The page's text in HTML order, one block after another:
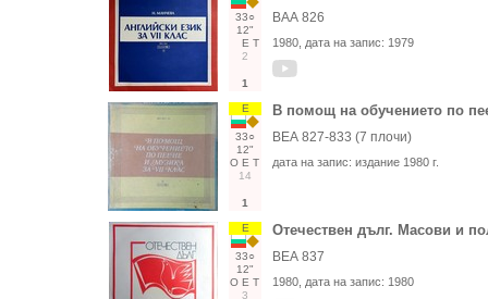
33○
12"
Е Т
2
1
ВАА 826
1980 , дата на запис: 1979
Е
33○
12"
О Е Т
14
1
В помощ на обучението по
ВЕА 827-833 (7 плочи)
дата на запис: издание 1980 г.
Е
33○
12"
О Е Т
3
Отечествен дълг. Масови и
ВЕА 837
1980 , дата на запис: 1980